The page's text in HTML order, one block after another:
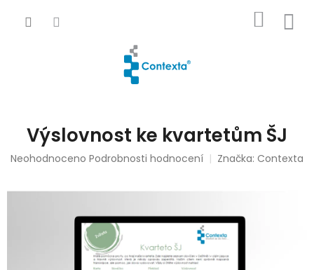
KOŠÍK
Výslovnost ke kvartetům ŠJ
Průměrné
Neohodnoceno Podrobnosti hodnocení Značka: Contexta